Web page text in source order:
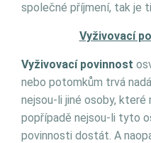
společné příjmení, tak je
Vyživovací
Vyživovací povinnost
nebo potomkům trvá
nejsou-li jiné osoby,
popřípadě nejsou-li tyto
povinnosti dostát. A